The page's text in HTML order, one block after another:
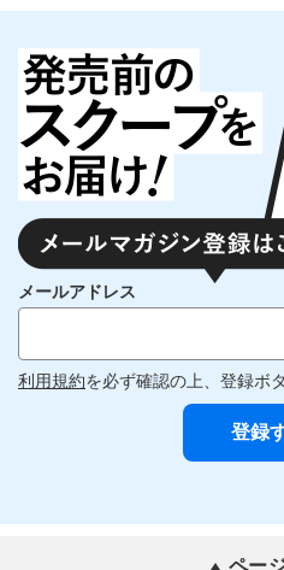
メールアドレス
利用規約を必ず確認の上、登録ボ